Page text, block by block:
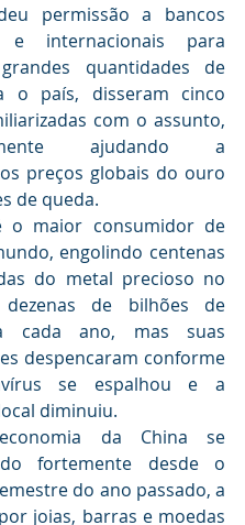
permissão a bancos
e internacionais para
quantidades de
o país, disseram cinco
com o assunto,
ajudando a
preços globais do ouro
de queda.
o maior consumidor de
engolindo centenas
do metal precioso no
de bilhões de
cada ano, mas suas
despencaram conforme
se espalhou e a
diminuiu.
da China se
fortemente desde o
do ano passado, a
joias, barras e moedas